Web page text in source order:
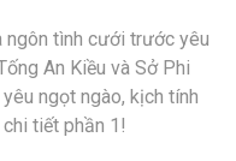
ngôn tình cưới trước yêu
An Kiều và Sở Phi
ngọt ngào, kịch tính
tiết phần 1!